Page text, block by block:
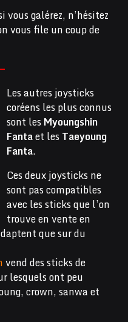
galérez, n’hésitez
vous file un coup de
Les autres joysticks
coréens les plus connus
sont lesMyoungshin
Fantaet lesTaeyoung
Fanta.
Ces deux joysticks ne
sont pas compatibles
avec les sticks que l’on
trouve en vente en
que sur du
vend des sticks de
lesquels ont peu
crown, sanwa et